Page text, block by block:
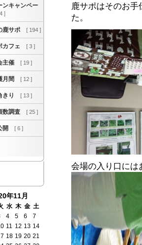
ンキャンペー
]
鹿サポ [ 194 ]
カフェ [ 3 ]
主催 [ 19 ]
月間 [ 12 ]
きり [ 13 ]
数調査 [ 25 ]
開 [ 6 ]
年11月
水 木 金 土
4 5 6
7
11 12 13 14
18 19 20 21
鹿サポはそのお
た。
会場の入り口には